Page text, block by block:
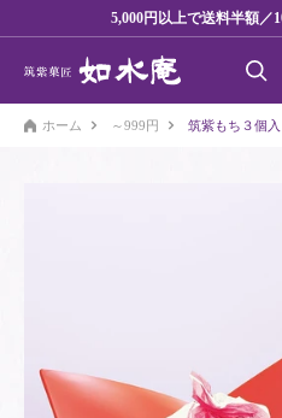
5,000円以上で送料半額／
ホーム ～999円 筑紫もち３個入